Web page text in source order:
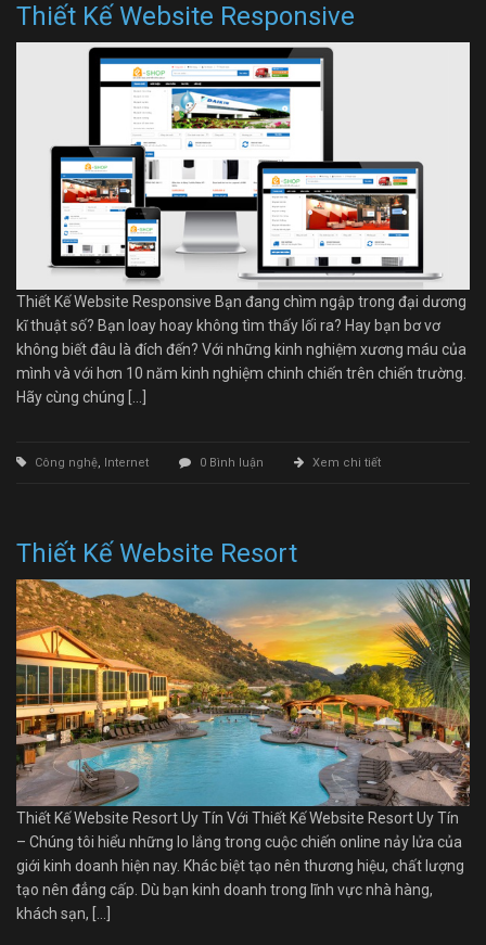
Thiết Kế Website Responsive
Thiết Kế Website Responsive Bạn đang chìm ngập trong đại dương
kĩ thuật số? Bạn loay hoay không tìm thấy lối ra? Hay bạn bơ vơ
không biết đâu là đích đến? Với những kinh nghiệm xương máu của
mình và với hơn 10 năm kinh nghiệm chinh chiến trên chiến trường.
Hãy cùng chúng […]
Công nghệ, Internet 0 Bình luận Xem chi tiết
Thiết Kế Website Resort
Thiết Kế Website Resort Uy Tín Với Thiết Kế Website Resort Uy Tín
– Chúng tôi hiểu những lo lắng trong cuộc chiến online nảy lửa của
giới kinh doanh hiện nay. Khác biệt tạo nên thương hiệu, chất lượng
tạo nên đẳng cấp. Dù bạn kinh doanh trong lĩnh vực nhà hàng,
khách sạn, […]